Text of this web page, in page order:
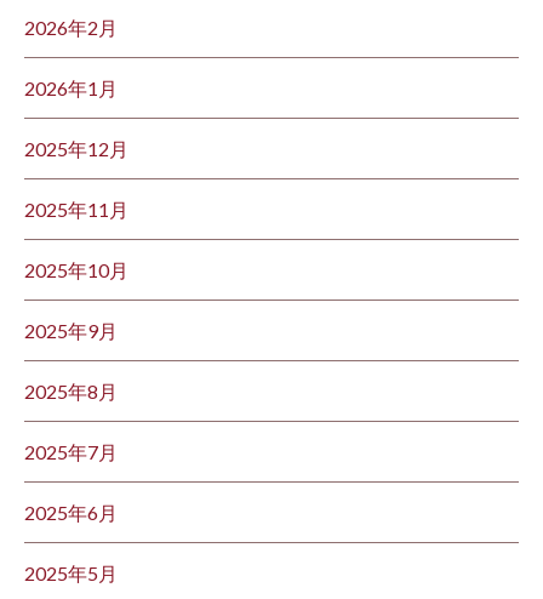
2026年2月
2026年1月
2025年12月
2025年11月
2025年10月
2025年9月
2025年8月
2025年7月
2025年6月
2025年5月